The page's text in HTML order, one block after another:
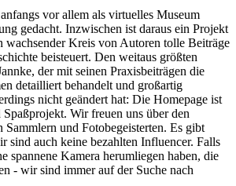
vor allem als virtuelles Museum
gedacht. Inzwischen ist daraus ein Projekt
wachsender Kreis von Autoren tolle Beiträge
beisteuert. Den weitaus größten
der mit seinen Praxisbeiträgen die
detailliert behandelt und großartig
nicht geändert hat: Die Homepage ist
Wir freuen uns über den
Sammlern und Fotobegeisterten. Es gibt
sind auch keine bezahlten Influencer. Falls
spannene Kamera herumliegen haben, die
- wir sind immer auf der Suche nach